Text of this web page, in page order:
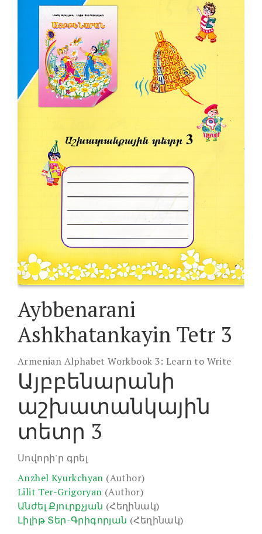
Aybbenarani
Ashkhatankayin Tetr 3
Armenian Alphabet Workbook 3: Learn to Write
Այբբենարանի
աշխատանկային
տետր 3
Սովորի'ր գրել
Anzhel Kyurkchyan (Author)
Lilit Ter-Grigoryan (Author)
Անժել Քյուրքչյան (Հեղինակ)
Լիլիթ Տեր-Գրիգորյան (Հեղինակ)